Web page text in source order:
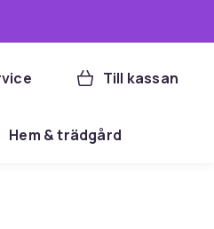
Till kassan
Hem & trädgård